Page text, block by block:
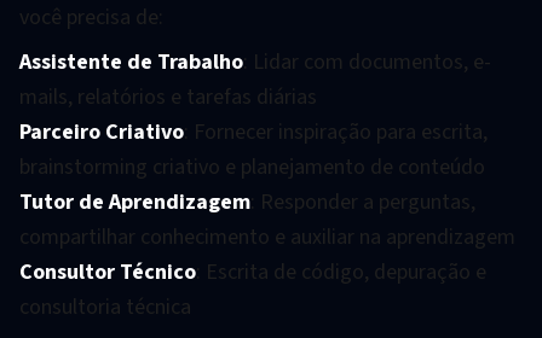
você precisa de:
Assistente de Trabalho: Lidar com documentos, e-
mails, relatórios e tarefas diárias
Parceiro Criativo: Fornecer inspiração para escrita,
brainstorming criativo e planejamento de conteúdo
Tutor de Aprendizagem: Responder a perguntas,
compartilhar conhecimento e auxiliar na aprendizagem
Consultor Técnico: Escrita de código, depuração e
consultoria técnica